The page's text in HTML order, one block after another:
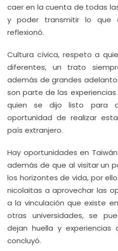
caer en la cuenta de todas
y poder transmitir lo que
reflexionó.
Cultura cívica, respeto a
diferentes, un trato
además de grandes
son parte de las
quien se dijo listo para
oportunidad de realizar
país extranjero.
Hay oportunidades en
además de que al visitar un
los horizontes de vida, por
nicolaitas a aprovechar las
a la vinculación que existe
otras universidades, se
dejan huella y experiencias
concluyó.